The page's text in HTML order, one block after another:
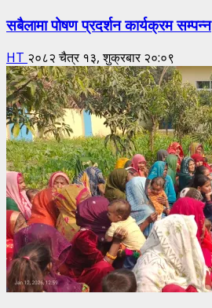
सबैलामा पोषण प्रदर्शन कार्यक्रम सम्पन्न
HT २०८२ चैत्र १३, शुक्रबार २०:०९